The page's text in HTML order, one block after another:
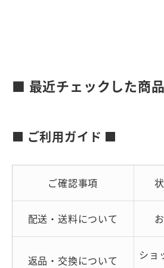
■ 最近チェックした商
■ ご利用ガイド ■
ご確認事項
配送・送料について
返品・交換について ショ